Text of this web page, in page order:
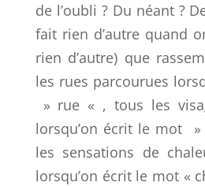
de l’oubli ? Du néant ?
fait rien d’autre quand
rien d’autre) que
les rues parcourues
» rue « , tous les
lorsqu’on écrit le mot »
les sensations de
lorsqu’on écrit le mot «